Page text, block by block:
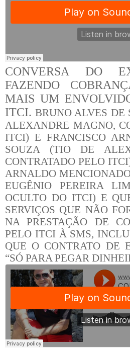
CONVERSA DO
FAZENDO
MAIS UM
ITCI.BRUNO ALVES DE
ALEXANDRE MAGNO,
ITCI) E FRANCISCO
SOUZA (TIO DE
CONTRATADO PELO
ARNALDO
EUGÊNIO PEREIRA
OCULTO DO ITCI) E
SERVIÇOS QUE NÃO
NA PRESTAÇÃO DE
PELO ITCI À SMS,
QUE O CONTRATO DE
“SÓ PARA PEGAR